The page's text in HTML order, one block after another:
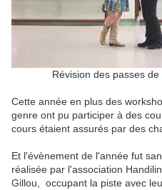
Révision des passes
Cette année en plus des
genre ont pu participer à des
cours étaient assurés par des
Et l'évènement de l'année fut
réalisée par l'association
Gillou, occupant la piste avec